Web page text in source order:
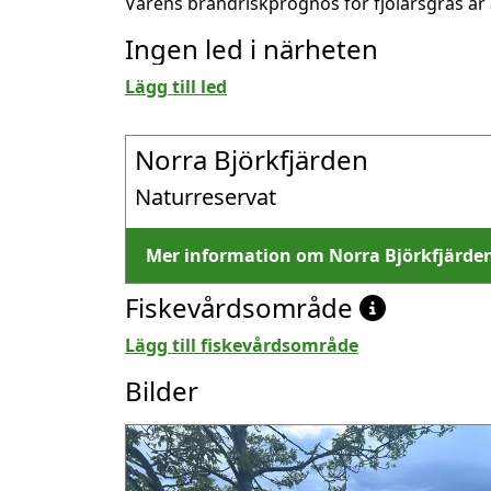
Ingen led i närheten
Lägg till led
Norra Björkfjärden
Naturreservat
Mer information om Norra
Fiskevårdsområde
Lägg till fiskevårdsområde
Bilder